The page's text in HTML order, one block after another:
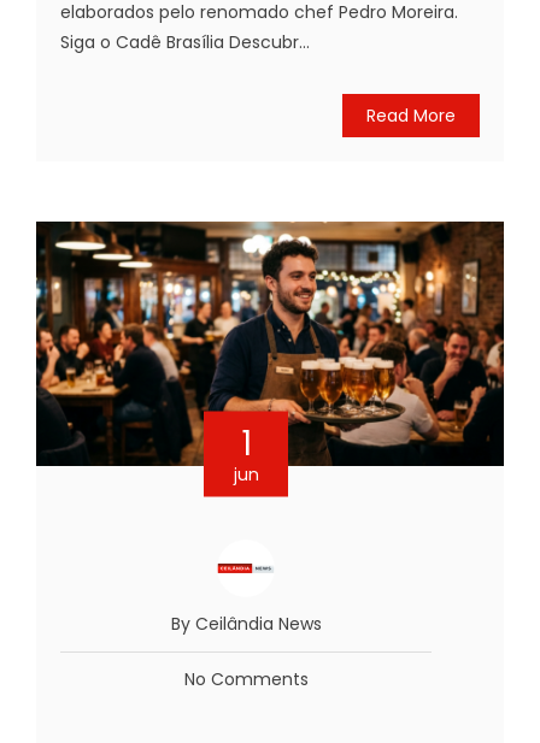
elaborados pelo renomado chef Pedro Moreira.
Siga o Cadê Brasília Descubr...
Read More
1
jun
By Ceilândia News
No Comments